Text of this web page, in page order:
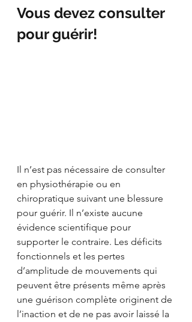
Vous devez consulter
pour guérir!
Il n’est pas nécessaire de consulter
en physiothérapie ou en
chiropratique suivant une blessure
pour guérir. Il n’existe aucune
évidence scientifique pour
supporter le contraire. Les déficits
fonctionnels et les pertes
d’amplitude de mouvements qui
peuvent être présents même après
une guérison complète originent de
l’inaction et de ne pas avoir laissé la